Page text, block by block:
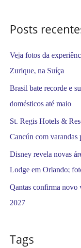
rPosts
Veja fotos da
Zurique, na Suíça
Brasil bate recorde e
domésticos até maio
St. Regis Hotels &
Cancún com varandas
Disney revela novas
Lodge em Orlando;
Qantas confirma novo
2027
Tags